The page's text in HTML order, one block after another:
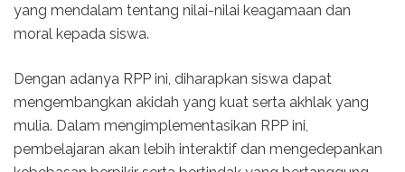
yang mendalam tentang nilai-nilai keagamaan dan
moral kepada siswa.
Dengan adanya RPP ini, diharapkan siswa dapat
mengembangkan akidah yang kuat serta akhlak yang
mulia. Dalam mengimplementasikan RPP ini,
pembelajaran akan lebih interaktif dan mengedepankan